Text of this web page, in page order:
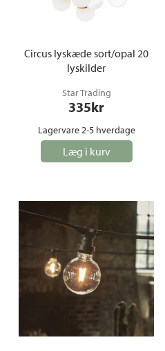
Circus lyskæde sort/opal 20
lyskilder
Star Trading
335kr
Lagervare 2-5 hverdage
Læg i kurv